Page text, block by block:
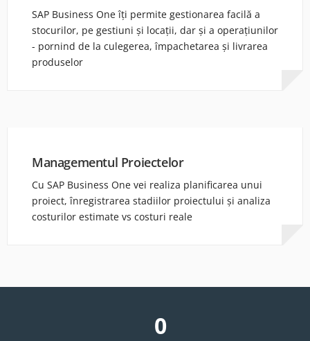
SAP Business One îți permite gestionarea facilă a
stocurilor, pe gestiuni și locații, dar și a operațiunilor
- pornind de la culegerea, împachetarea și livrarea
produselor
Managementul Proiectelor
Cu SAP Business One vei realiza planificarea unui
proiect, înregistrarea stadiilor proiectului și analiza
costurilor estimate vs costuri reale
0